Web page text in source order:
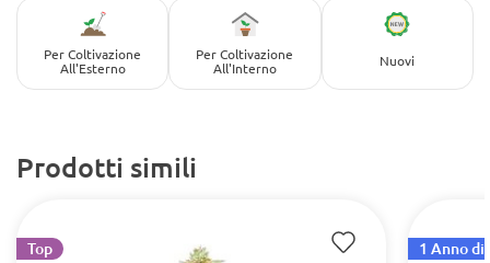
Per Coltivazione
All'Esterno
Per Coltivazione
All'Interno
Nuovi
Prodotti simili
Top
1 Anno di